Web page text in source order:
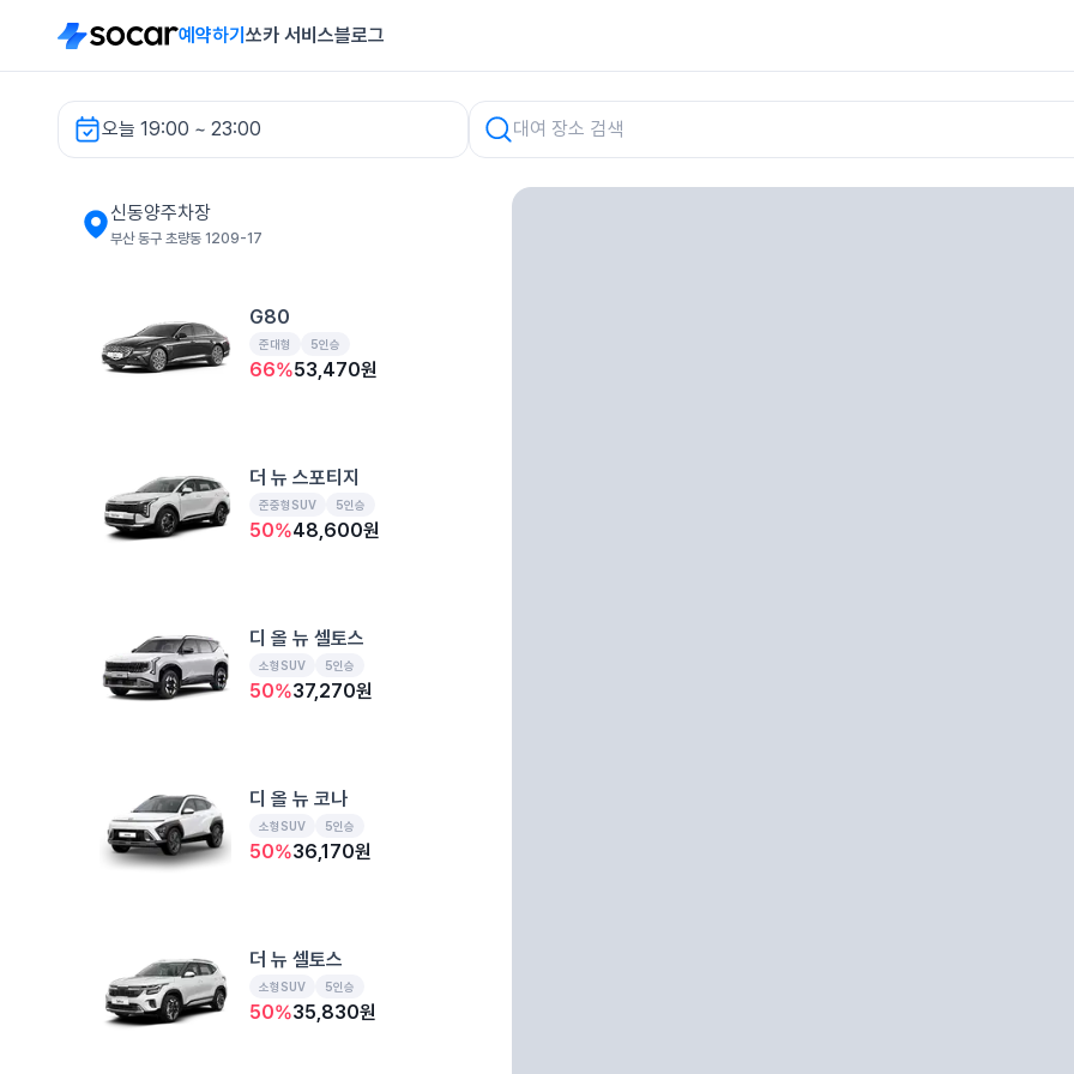
예약하기 쏘카 서비스블로그
오늘 19:00 ~ 23:00
신동양주차장 렌터카
신동양주차장
부산 동구 초량동 1209-17
G80
준대형 5인승
66%53,470원
더 뉴 스포티지
준중형SUV 5인승
50%48,600원
디 올 뉴 셀토스
소형SUV 5인승
50%37,270원
디 올 뉴 코나
소형SUV 5인승
50%36,170원
더 뉴 셀토스
소형SUV 5인승
50%35,830원